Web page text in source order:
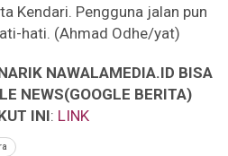
Kendari. Pengguna jalan pun
hati. (Ahmad Odhe/yat)
NAWALAMEDIA.ID BISA
NEWS(GOOGLE BERITA)
INI: LINK